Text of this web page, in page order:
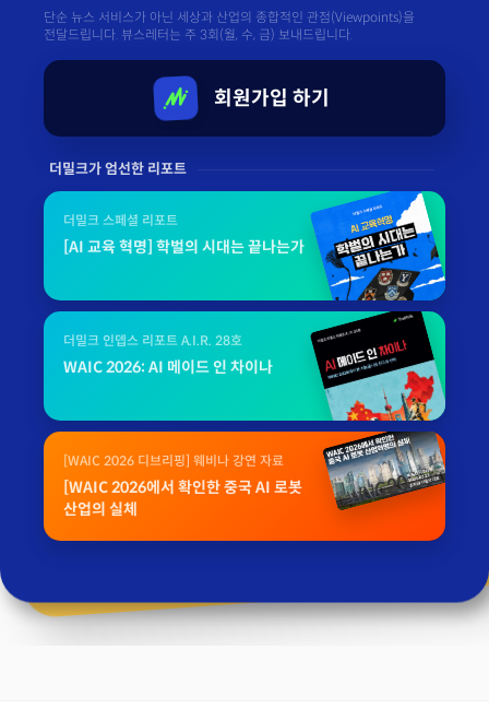
단순 뉴스 서비스가 아닌 세상과 산업의 종합적인 관점(Viewpoints)을
전달드립니다. 뷰스레터는 주 3회(월, 수, 금) 보내드립니다.
회원가입 하기
더밀크가 엄선한 리포트
더밀크 스페셜 리포트
[AI 교육 혁명] 학벌의 시대는 끝나는가
더밀크 인뎁스 리포트 A.I.R. 28호
WAIC 2026: AI 메이드 인 차이나
[WAIC 2026 디브리핑] 웨비나 강연 자료
[WAIC 2026에서 확인한 중국 AI 로봇
산업의 실체